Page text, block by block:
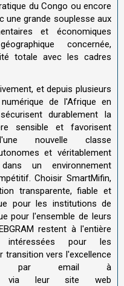
du Congo ou encore
une grande souplesse aux
et économiques
concernée,
totale avec les cadres
et depuis plusieurs
de l'Afrique en
durablement la
sensible et favorisent
nouvelle classe
et véritablement
un environnement
Choisir SmartMifin,
transparente, fiable et
pour les institutions de
pour l'ensemble de leurs
restent à l'entière
intéressées pour les
transition vers l'excellence
par email à
leur site web